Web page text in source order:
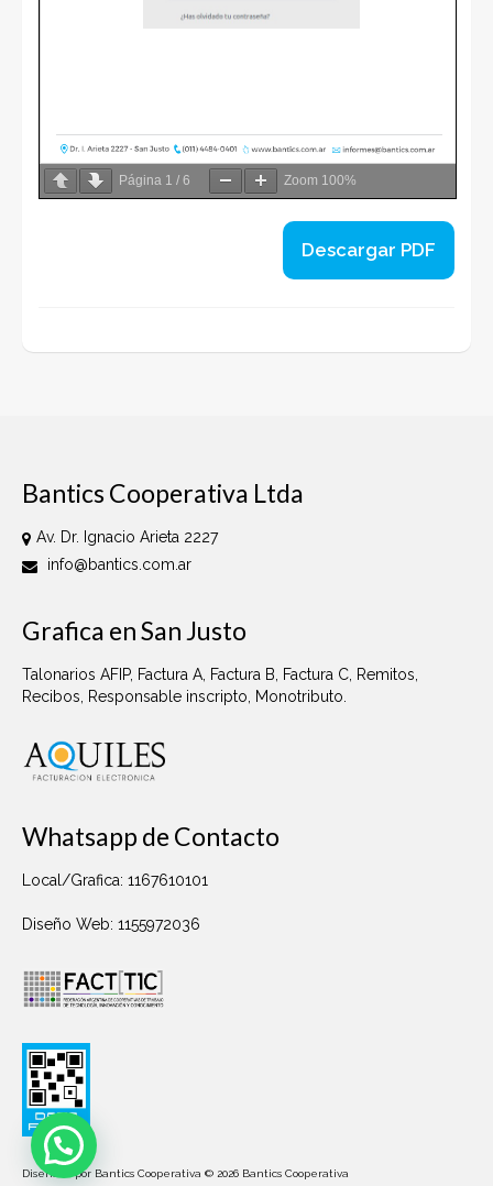
Página 1 / 6 Zoom 100%
Descargar PDF
Bantics Cooperativa Ltda
Av. Dr. Ignacio Arieta 2227
info@bantics.com.ar
Grafica en San Justo
Talonarios AFIP, Factura A, Factura B, Factura C, Remitos,
Recibos, Responsable inscripto, Monotributo.
Whatsapp de Contacto
Local/Grafica: 1167610101
Diseño Web: 1155972036
Diseñado por Bantics Cooperativa © 2026 Bantics Cooperativa